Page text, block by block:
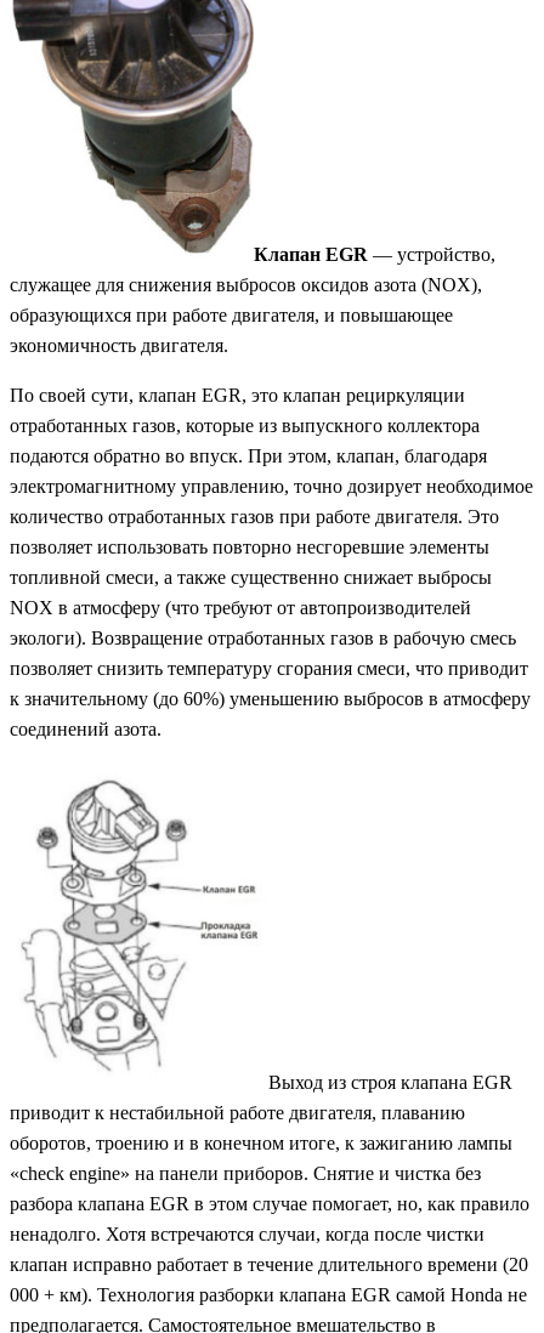
Клапан EGR — устройство,
служащее для снижения выбросов оксидов азота (NOX),
образующихся при работе двигателя, и повышающее
экономичность двигателя.
По своей сути, клапан EGR, это клапан рециркуляции
отработанных газов, которые из выпускного коллектора
подаются обратно во впуск. При этом, клапан, благодаря
электромагнитному управлению, точно дозирует необходимое
количество отработанных газов при работе двигателя. Это
позволяет использовать повторно несгоревшие элементы
топливной смеси, а также существенно снижает выбросы
NOX в атмосферу (что требуют от автопроизводителей
экологи). Возвращение отработанных газов в рабочую смесь
позволяет снизить температуру сгорания смеси, что приводит
к значительному (до 60%) уменьшению выбросов в атмосферу
соединений азота.
Выход из строя клапана EGR
приводит к нестабильной работе двигателя, плаванию
оборотов, троению и в конечном итоге, к зажиганию лампы
«check engine» на панели приборов. Снятие и чистка без
разбора клапана EGR в этом случае помогает, но, как правило
ненадолго. Хотя встречаются случаи, когда после чистки
клапан исправно работает в течение длительного времени (20
000 + км). Технология разборки клапана EGR самой Honda не
предполагается. Самостоятельное вмешательство в